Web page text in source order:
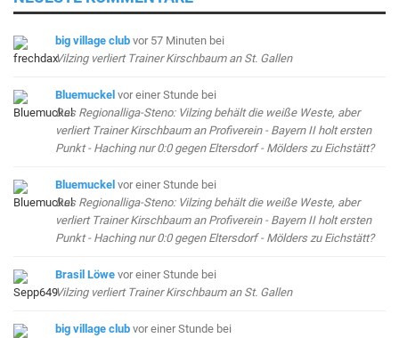
big village club vor 57 Minuten bei
Vilzing verliert Trainer Kirschbaum an St. Gallen
Bluemuckel vor einer Stunde bei
Das Regionalliga-Steno: Vilzing behält die weiße Weste, aber
verliert Trainer Kirschbaum an Profiverein - Bayern II holt ersten
Punkt - Haching nur 0:0 gegen Eltersdorf - Mölders zu Eichstätt?
Bluemuckel vor einer Stunde bei
Das Regionalliga-Steno: Vilzing behält die weiße Weste, aber
verliert Trainer Kirschbaum an Profiverein - Bayern II holt ersten
Punkt - Haching nur 0:0 gegen Eltersdorf - Mölders zu Eichstätt?
Brasil Löwe vor einer Stunde bei
Vilzing verliert Trainer Kirschbaum an St. Gallen
big village club vor einer Stunde bei